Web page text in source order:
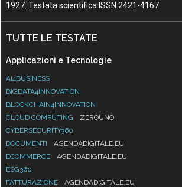
1927. Testata scientifica ISSN 2421-4167
TUTTE LE TESTATE
Applicazioni e Tecnologie
AI4BUSINESS
BIGDATA4INNOVATION
BLOCKCHAIN4INNOVATION
CLOUD COMPUTING
ZEROUNO
CYBERSECURITY360
DOCUMENTI
AGENDADIGITALE.EU
ECOMMERCE
AGENDADIGITALE.EU
ESG360
FATTURAZIONE
AGENDADIGITALE.EU